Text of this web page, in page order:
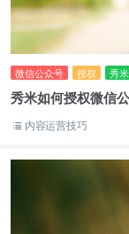
微信公众号 授权 秀米
秀米如何授权微信
内容运营技巧